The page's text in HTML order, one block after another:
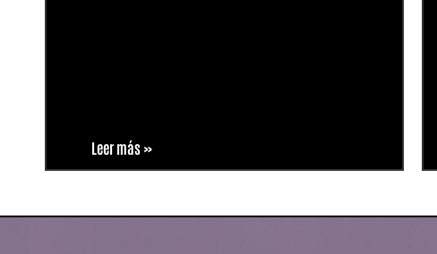
Leer más »